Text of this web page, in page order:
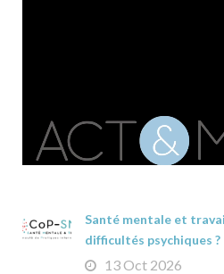
Santé mentale et
difficultés psychiques ?
13 Oct 2026